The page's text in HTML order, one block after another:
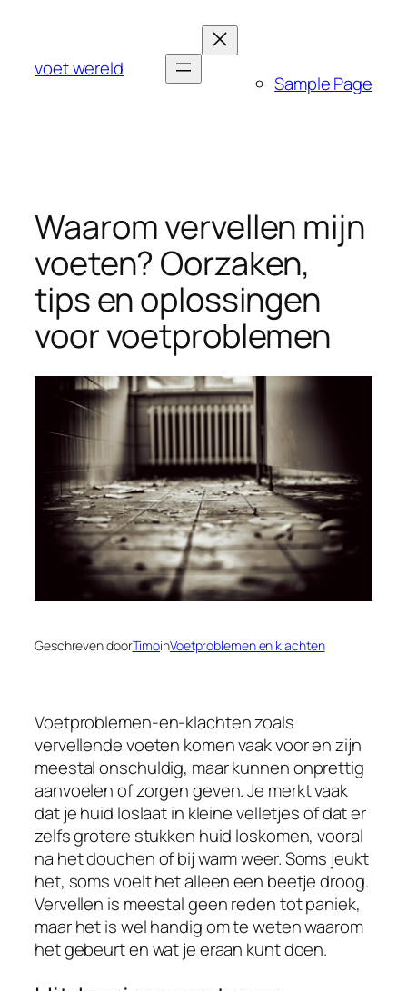
voet wereld
Sample Page
Waarom vervellen mijn
voeten? Oorzaken,
tips en oplossingen
voor voetproblemen
Geschreven doorTimoinVoetproblemen en klachten
Voetproblemen-en-klachten zoals
vervellende voeten komen vaak voor en zijn
meestal onschuldig, maar kunnen onprettig
aanvoelen of zorgen geven. Je merkt vaak
dat je huid loslaat in kleine velletjes of dat er
zelfs grotere stukken huid loskomen, vooral
na het douchen of bij warm weer. Soms jeukt
het, soms voelt het alleen een beetje droog.
Vervellen is meestal geen reden tot paniek,
maar het is wel handig om te weten waarom
het gebeurt en wat je eraan kunt doen.